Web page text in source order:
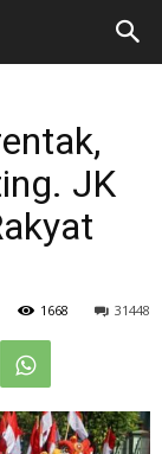
JK
31448
1668